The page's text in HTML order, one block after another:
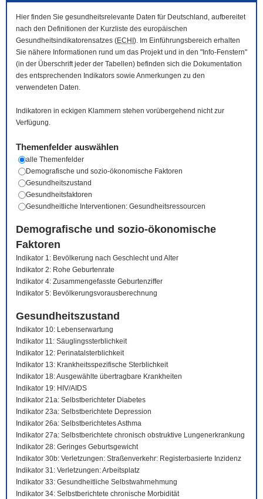
Hier finden Sie gesundheitsrelevante Daten für Deutschland, aufbereitet
nach den Definitionen der Kurzliste des europäischen
Gesundheitsindikatorensatzes (ECHI ). Im Einführungsbereich erhalten
Sie nähere Informationen rund um das Projekt und in den "Info-Fenstern"
(in der Überschrift jeder der Tabellen) befinden sich die Dokumentation
des entsprechenden Indikators sowie Anmerkungen zu den
verwendeten Daten.
Indikatoren in eckigen Klammern stehen vorübergehend nicht zur
Verfügung.
Themenfelder auswählen
alle Themenfelder
Demografische und sozio-ökonomische Faktoren
Gesundheitszustand
Gesundheitsfaktoren
Gesundheitliche Interventionen: Gesundheitsressourcen
Demografische und sozio-ökonomische
Faktoren
Indikator 1: Bevölkerung nach Geschlecht und Alter
Indikator 2: Rohe Geburtenrate
Indikator 4: Zusammengefasste Geburtenziffer
Indikator 5: Bevölkerungsvorausberechnung
Gesundheitszustand
Indikator 10: Lebenserwartung
Indikator 11: Säuglingssterblichkeit
Indikator 12: Perinatalsterblichkeit
Indikator 13: Krankheitsspezifische Sterblichkeit
Indikator 18: Ausgewählte übertragbare Krankheiten
Indikator 19: HIV/AIDS
Indikator 21a: Selbstberichteter Diabetes
Indikator 23a: Selbstberichtete Depression
Indikator 26a: Selbstberichtetes Asthma
Indikator 27a: Selbstberichtete chronisch obstruktive Lungenerkrankung
Indikator 28: Geringes Geburtsgewicht
Indikator 30b: Verletzungen: Straßenverkehr: Registerbasierte Inzidenz
Indikator 31: Verletzungen: Arbeitsplatz
Indikator 33: Gesundheitliche Selbstwahrnehmung
Indikator 34: Selbstberichtete chronische Morbidität